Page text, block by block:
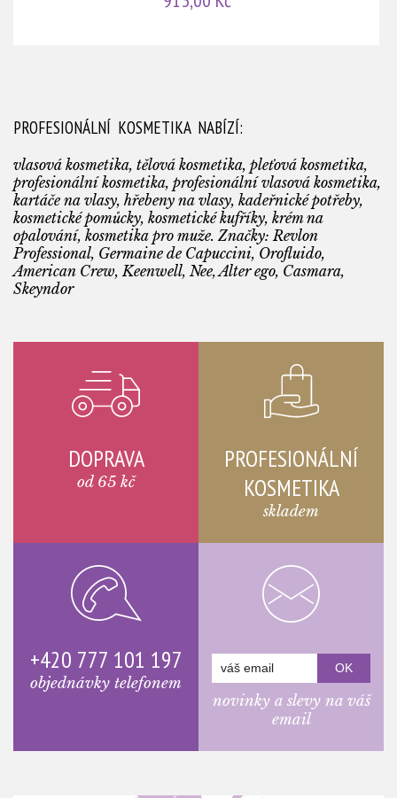
PROFESIONÁLNÍ KOSMETIKA NABÍZÍ:
vlasová kosmetika, tělová kosmetika, pleťová kosmetika,
profesionální kosmetika, profesionální vlasová kosmetika,
kartáče na vlasy, hřebeny na vlasy, kadeřnické potřeby,
kosmetické pomůcky, kosmetické kufříky, krém na
opalování, kosmetika pro muže. Značky: Revlon
Professional, Germaine de Capuccini, Orofluido,
American Crew, Keenwell, Nee, Alter ego, Casmara,
Skeyndor
DOPRAVA
od 65 kč
PROFESIONÁLNÍ
KOSMETIKA
skladem
+420 777 101 197
objednávky telefonem
novinky a slevy na váš
email